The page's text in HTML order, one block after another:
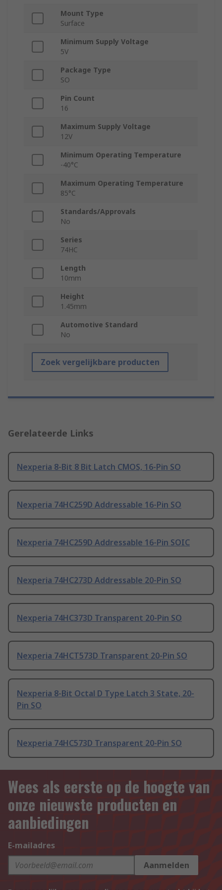
Mount Type
Surface
Minimum Supply Voltage
5V
Package Type
SO
Pin Count
16
Maximum Supply Voltage
12V
Minimum Operating Temperature
-40°C
Maximum Operating Temperature
85°C
Standards/Approvals
No
Series
74HC
Length
10mm
Height
1.45mm
Automotive Standard
No
Zoek vergelijkbare producten
Gerelateerde Links
Nexperia 8-Bit 8 Bit Latch CMOS, 16-Pin SO
Nexperia 74HC259D Addressable 16-Pin SO
Nexperia 74HC259D Addressable 16-Pin SOIC
Nexperia 74HC273D Addressable 20-Pin SO
Nexperia 74HC373D Transparent 20-Pin SO
Nexperia 74HCT573D Transparent 20-Pin SO
Nexperia 8-Bit Octal D Type Latch 3 State, 20-
Pin SO
Nexperia 74HC573D Transparent 20-Pin SO
Wees als eerste op de hoogte van
onze nieuwste producten en
aanbiedingen
E-mailadres
Aanmelden